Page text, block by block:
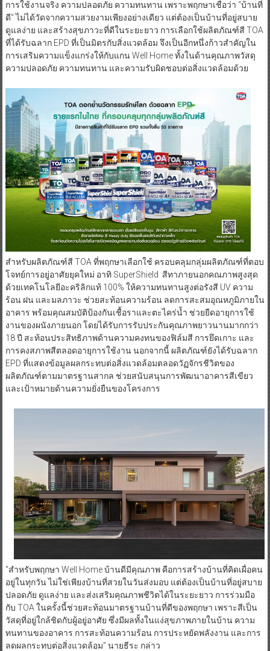
การใช้งานจริง ความปลอดภัย ความทนทาน เพราะพฤกษาเชื่อว่า “บ้านที่
ดี” ไม่ได้วัดจากความสวยงามเพียงอย่างเดียว แต่ต้องเป็นบ้านที่อยู่สบาย
ดูแลง่าย และสร้างสุขภาวะที่ดีในระยะยาว การเลือกใช้ผลิตภัณฑ์สี TOA
ที่ได้รับฉลาก EPD ที่เป็นมิตรกับสิ่งแวดล้อม จึงเป็นอีกหนึ่งก้าวสำคัญใน
การเสริมความแข็งแกร่งให้กับแกน Well Home ทั้งในด้านคุณภาพวัสดุ
ความปลอดภัย ความทนทาน และความรับผิดชอบต่อสิ่งแวดล้อมด้วย
สำหรับผลิตภัณฑ์สี TOA ที่พฤกษาเลือกใช้ ครอบคลุมกลุ่มผลิตภัณฑ์ที่ตอบ
โจทย์การอยู่อาศัยยุคใหม่ อาทิ SuperShield สีทาภายนอกคณภาพสูงสุด
ด้วยเทคโนโลยีอะคริลิกแท้ 100% ให้ความทนทานสูงต่อรังสี UV ความ
ร้อน ฝน และมลภาวะ ช่วยสะท้อนความร้อน ลดการสะสมอุณหภูมิภายใน
อาคาร พร้อมคุณสมบัติป้องกันเชื้อราและตะไคร่น้ำ ช่วยยืดอายุการใช้
งานของผนังภายนอก โดยได้รับการรับประกันคุณภาพยาวนานมากกว่า
18 ปี สะท้อนประสิทธิภาพด้านความคงทนของฟิล์มสี การยึดเกาะ และ
การคงสภาพสีตลอดอายุการใช้งาน นอกจากนี้ ผลิตภัณฑ์ยังได้รับฉลาก
EPD ที่แสดงข้อมูลผลกระทบต่อสิ่งแวดล้อมตลอดวัฏจักรชีวิตของ
ผลิตภัณฑ์ตามมาตรฐานสากล ช่วยสนับสนุนการพัฒนาอาคารสีเขียว
และเป้าหมายด้านความยั่งยืนของโครงการ
“สำหรับพฤกษา Well Home บ้านดีมีคุณภาพ คือการสร้างบ้านที่คิดเผื่อคน
อยู่ในทุกวัน ไม่ใช่เพียงบ้านที่สวยในวันส่งมอบ แต่ต้องเป็นบ้านที่อยู่สบาย
ปลอดภัย ดูแลง่าย และส่งเสริมคุณภาพชีวิตได้ในระยะยาว การร่วมมือ
กับ TOA ในครั้งนี้ช่วยสะท้อนมาตรฐานบ้านที่ดีของพฤกษา เพราะสีเป็น
วัสดุที่อยู่ใกล้ชิดกับผู้อยู่อาศัย ซึ่งมีผลทั้งในแง่สุขภาพภายในบ้าน ความ
ทนทานของอาคาร การสะท้อนความร้อน การประหยัดพลังงาน และการ
ลดผลกระทบต่อสิ่งแวดล้อม” นายธีระ กล่าว